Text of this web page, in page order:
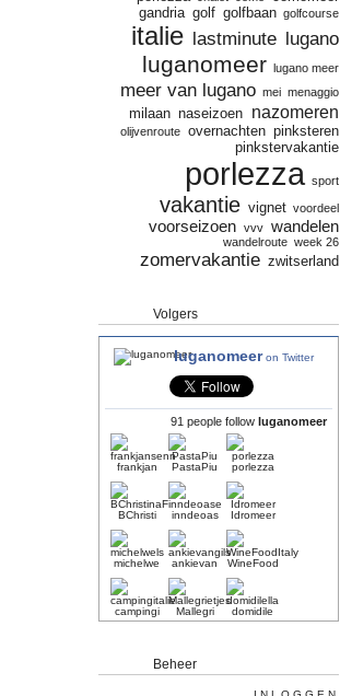
gandria golf golfbaan golfcourse
italie lastminute lugano
luganomeer lugano meer
meer van lugano mei menaggio
milaan naseizoen nazomeren
olijvenroute overnachten pinksteren
pinkstervakantie
porlezza sport
vakantie vignet voordeel
voorseizoen vvv wandelen
wandelroute week 26
zomervakantie zwitserland
Volgers
luganomeeron Twitter
91 people follow luganomeer
frankjan PastaPiu porlezza
BChristi inndeoas Idromeer
michelwe ankievan WineFood
campingi Mallegri domidile
Beheer